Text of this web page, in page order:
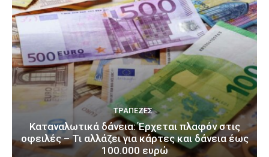
ΤΡΆΠΕΖΕΣ
Καταναλωτικά δάνεια: Έρχεται πλαφόν στις
οφειλές – Τι αλλάζει για κάρτες και δάνεια έως
100.000 ευρώ